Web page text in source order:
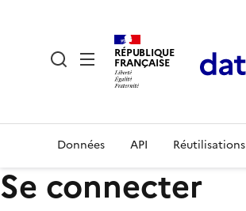
RÉPUBLIQUE
FRANÇAISE
Données API Réutilisations
Se connecter